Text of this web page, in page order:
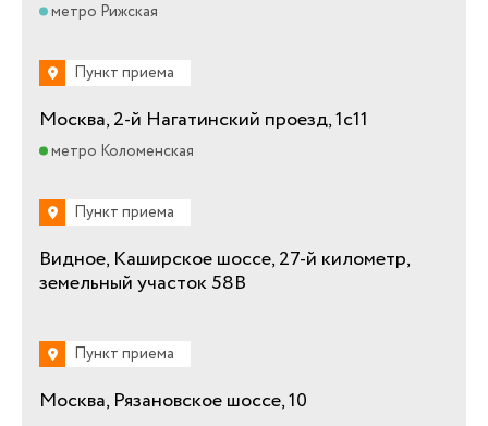
метро Рижская
Пункт приема
Москва, 2-й Нагатинский проезд, 1с11
метро Коломенская
Пункт приема
Видное, Каширское шоссе, 27-й километр,
земельный участок 58В
Пункт приема
Москва, Рязановское шоссе, 10